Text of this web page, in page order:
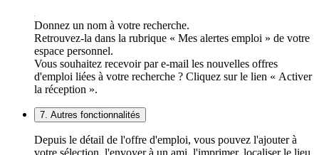
Donnez un nom à votre recherche.
Retrouvez-la dans la rubrique « Mes alertes emploi » de votre
espace personnel.
Vous souhaitez recevoir par e-mail les nouvelles offres
d'emploi liées à votre recherche ? Cliquez sur le lien « Activer
la réception ».
7. Autres fonctionnalités
Depuis le détail de l'offre d'emploi, vous pouvez l'ajouter à
votre sélection, l'envoyer à un ami, l'imprimer, localiser le lieu